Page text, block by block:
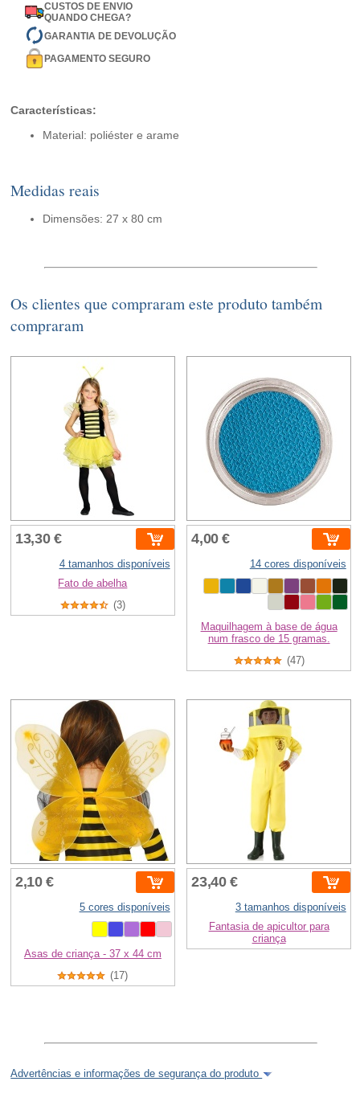
CUSTOS DE ENVIO
QUANDO CHEGA?
GARANTIA DE DEVOLUÇÃO
PAGAMENTO SEGURO
Características:
Material: poliéster e arame
Medidas reais
Dimensões: 27 x 80 cm
Os clientes que compraram este produto também
compraram
13,30 €
4 tamanhos disponíveis
Fato de abelha
(3)
4,00 €
14 cores disponíveis
Maquilhagem à base de água
num frasco de 15 gramas.
(47)
2,10 €
5 cores disponíveis
Asas de criança - 37 x 44 cm
(17)
23,40 €
3 tamanhos disponíveis
Fantasia de apicultor para
criança
Advertências e informações de segurança do produto